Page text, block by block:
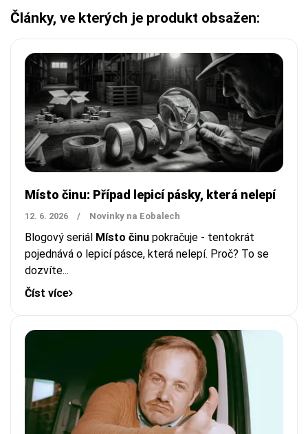
Články, ve kterých je produkt obsažen:
Místo činu: Případ lepicí pásky, která nelepí
12. 6. 2026 / Novinky na Eobalech
Blogový seriál Místo činu pokračuje - tentokrát
pojednává o lepicí pásce, která nelepí. Proč? To se
dozvíte...
Číst více